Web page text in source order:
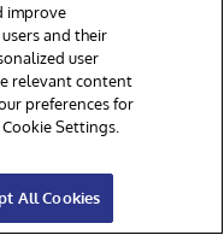
动
improve
and their
user
relevant content
preferences for
Settings.
All Cookies